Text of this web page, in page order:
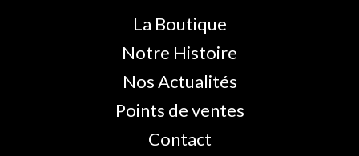
La Boutique
Notre Histoire
Nos Actualités
Points de ventes
Contact